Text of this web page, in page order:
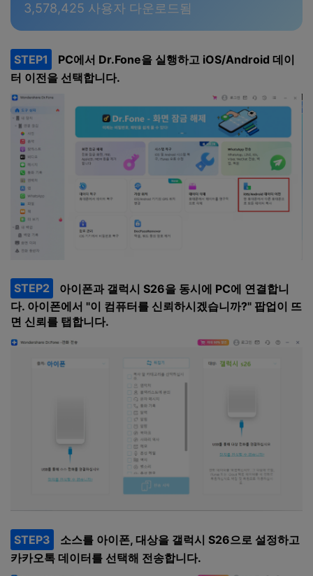
3,578,425 사용자 다운로드됨
STEP1
PC에서 Dr.Fone을 실행하고 iOS/Android 데이
터 이전을 선택합니다.
STEP2
아이폰과 갤럭시 S26을 동시에 PC에 연결합니
다. 아이폰에서 "이 컴퓨터를 신뢰하시겠습니까?" 팝업이 뜨
면 신뢰를 탭합니다.
STEP3
소스를 아이폰, 대상을 갤럭시 S26으로 설정하고
카카오톡 데이터를 선택해 전송합니다.